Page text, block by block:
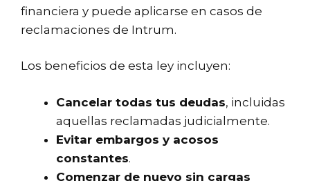
financiera y puede aplicarse en casos de
reclamaciones de Intrum.
Los beneficios de esta ley incluyen:
Cancelar todas tus deudas, incluidas
aquellas reclamadas judicialmente.
Evitar embargos y acosos
constantes.
Comenzar de nuevo sin cargas